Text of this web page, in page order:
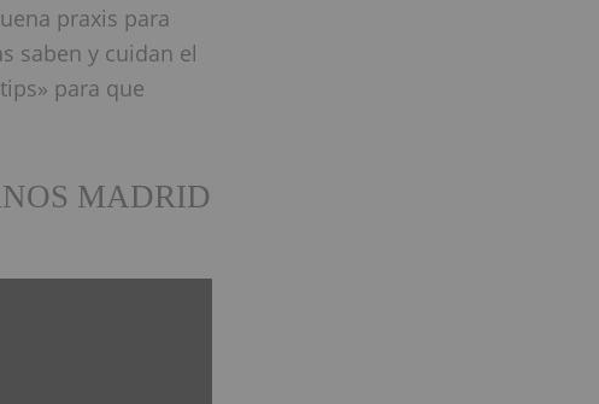
praxis para
saben y cuidan el
para que
MADRID